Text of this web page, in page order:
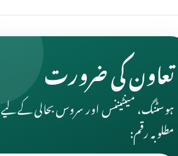
تعاون کی ضرورت
ہوسٹنگ، مینٹیننس اور سروس بحالی کے لیے
مطلوبہ رقم: